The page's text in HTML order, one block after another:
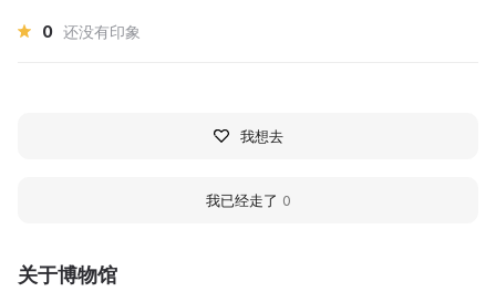
关于博物馆
0 还没有印象
我想去
我已经走了 0